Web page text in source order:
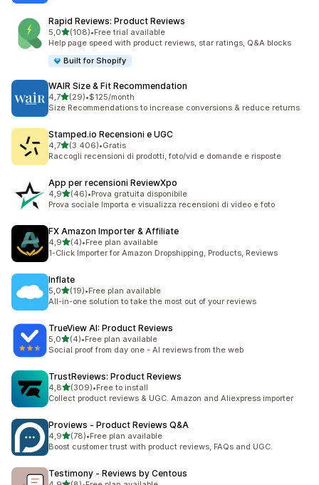
Rapid Reviews: Product Reviews
5,0stelle su 5
(108)
108 recensioni totali
•Free trial available
Help page speed with product reviews, star ratings, Q&A blocks
Built for Shopify
WAIR Size & Fit Recommendation
4,7stelle su 5
(29)
29 recensioni totali
•$125/month
Size Recommendations to increase conversions & reduce returns
Stamped.io Recensioni e UGC
4,7stelle su 5
(3.406)
3406 recensioni totali
•Gratis
Raccogli recensioni di prodotti, foto/vid e domande e risposte
App per recensioni ReviewXpo
4,9stelle su 5
(46)
46 recensioni totali
•Prova gratuita disponibile
Prova sociale Importa e visualizza recensioni di video e foto
FX Amazon Importer & Affiliate
4,9stelle su 5
(4)
4 recensioni totali
•Free plan available
1-Click Importer for Amazon Dropshipping, Products, Reviews
Inflate
5,0stelle su 5
(19)
19 recensioni totali
•Free plan available
All-in-one solution to take the most out of your reviews
TrueView AI: Product Reviews
5,0stelle su 5
(4)
4 recensioni totali
•Free plan available
Social proof from day one - AI reviews from the web
TrustReviews: Product Reviews
4,8stelle su 5
(309)
309 recensioni totali
•Free to install
Collect product reviews & UGC. Amazon and Aliexpress importer
Proviews ‑ Product Reviews Q&A
4,9stelle su 5
(78)
78 recensioni totali
•Free plan available
Boost customer trust with product reviews, FAQs and UGC.
Testimony ‑ Reviews by Centous